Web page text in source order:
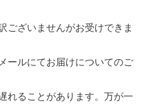
ございませんがお受けできま
ールにてお届けについてのご
れることがあります。万が一